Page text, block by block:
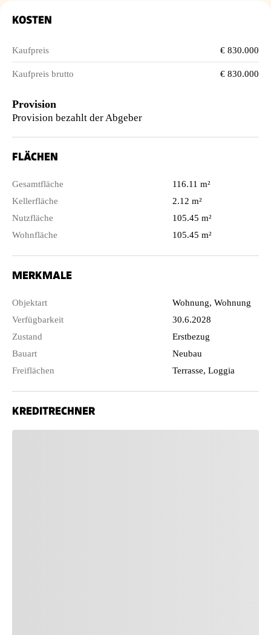
KOSTEN
Kaufpreis € 830.000
Kaufpreis brutto € 830.000
Provision
Provision bezahlt der Abgeber
FLÄCHEN
Gesamtfläche
116.11 m²
Kellerfläche
2.12 m²
Nutzfläche
105.45 m²
Wohnfläche
105.45 m²
MERKMALE
Objektart
Wohnung, Wohnung
Verfügbarkeit
30.6.2028
Zustand
Erstbezug
Bauart
Neubau
Freiflächen
Terrasse, Loggia
KREDITRECHNER